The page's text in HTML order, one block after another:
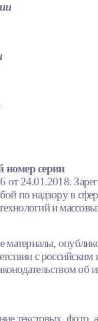
номер серии
24.01.2018.
по надзору в
и
материалы,
с российским
об
текстовых, фото,